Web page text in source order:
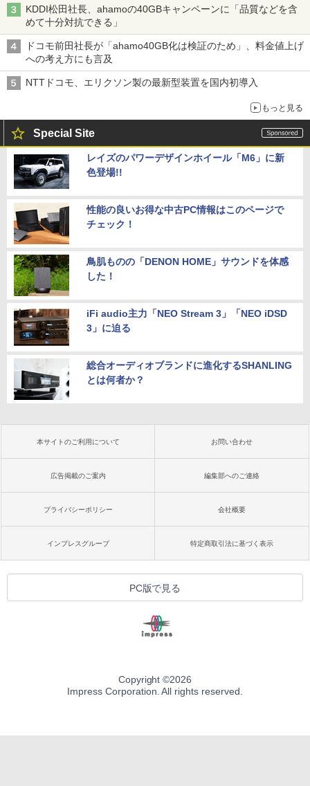
KDDI松田社長、ahamoの40GBキャンペーンに「品質などを含
めて十分対抗できる」
ドコモ前田社長が「ahamo40GB化は検証のため」、料金値上げ
への考え方にも言及
NTTドコモ、エリクソン製の最新型装置を国内初導入
もっと見る
Special Site
レイズのパワーデザインホイール「M6」に新
色登場!!
性能の良いお得な中古PC情報はこのページで
チェック！
鳥肌ものの「DENON HOME」サウンドを体感
した！
iFi audio主力「NEO Stream 3」「NEO iDSD
3」に迫る
総合オーディオブランドに進化するSHANLING
とは何者か？
本サイトのご利用について お問い合わせ
広告掲載のご案内 編集部へのご連絡
プライバシーポリシー 会社概要
インプレスグループ 特定商取引法に基づく表示
PC版で見る
Copyright ©2026
Impress Corporation. All rights reserved.